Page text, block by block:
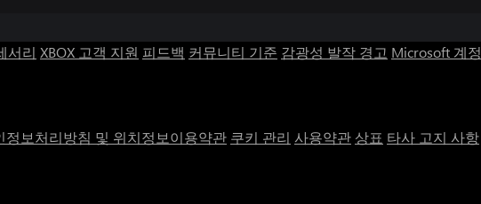
서리 XBOX 고객 지원 피드백 커뮤니티 기준 감광성 발작 경고 Microsoft 계정
정보처리방침 및 위치정보이용약관 쿠키 관리 사용약관 상표 타사 고지 사항